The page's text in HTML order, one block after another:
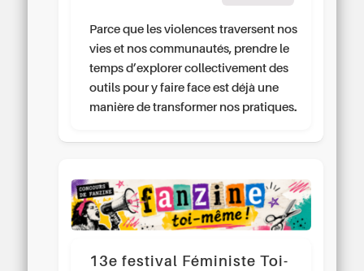
Parce que les violences traversent nos
vies et nos communautés, prendre le
temps d’explorer collectivement des
outils pour y faire face est déjà une
manière de transformer nos pratiques.
13e festival Féministe Toi-